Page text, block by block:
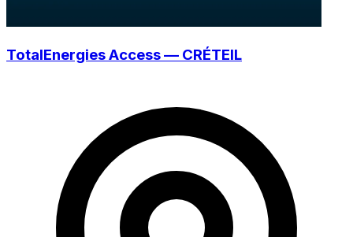
TotalEnergies Access — CRÉTEIL